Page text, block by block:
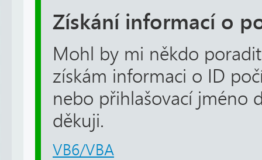
Získání informací o
Mohl by mi někdo
získám informaci o ID
nebo přihlašovací jméno
děkuji.
VB6/VBA